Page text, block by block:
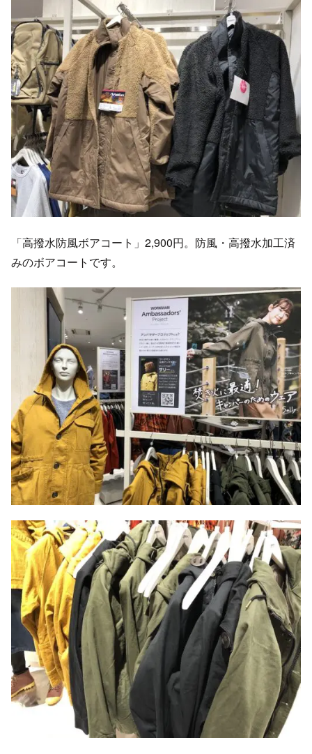
「高撥水防風ボアコート」2,900円。防風・高撥水加工済
みのボアコートです。